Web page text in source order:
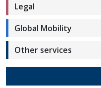
Legal
Global Mobility
Other services